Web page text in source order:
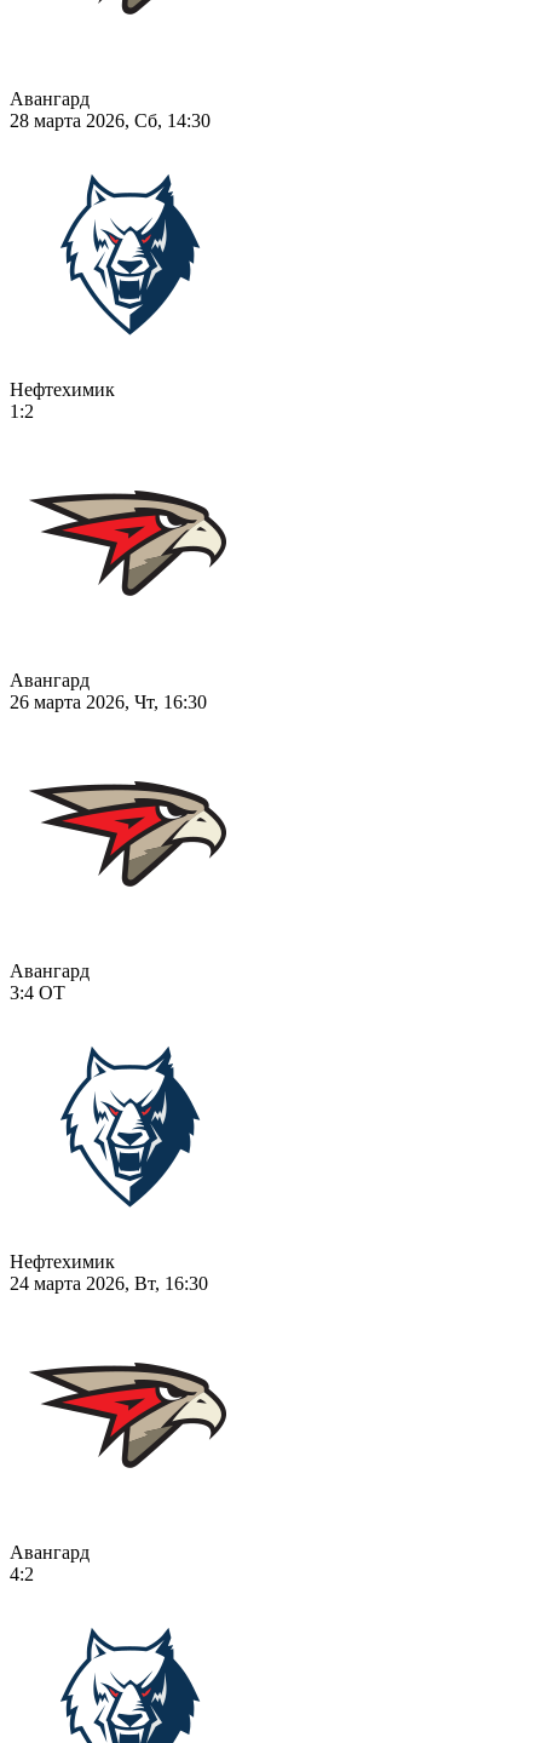
Авангард
28 марта 2026, Сб, 14:30
Нефтехимик
1:2
Авангард
26 марта 2026, Чт, 16:30
Авангард
3:4 ОТ
Нефтехимик
24 марта 2026, Вт, 16:30
Авангард
4:2